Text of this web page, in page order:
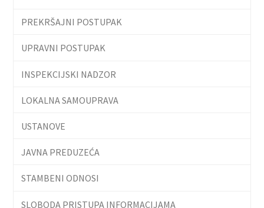
PREKRŠAJNI POSTUPAK
UPRAVNI POSTUPAK
INSPEKCIJSKI NADZOR
LOKALNA SAMOUPRAVA
USTANOVE
JAVNA PREDUZEĆA
STAMBENI ODNOSI
SLOBODA PRISTUPA INFORMACIJAMA